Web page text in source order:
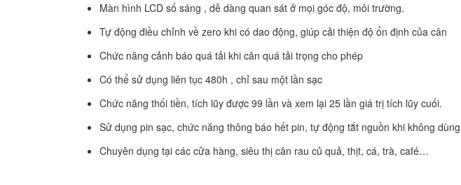
Màn hình LCD số sáng , dễ dàng quan sát ở mọi góc độ, môi trường.
Tự động điều chỉnh về zero khi có dao động, giúp cải thiện độ ổn định của cân
Chức năng cảnh báo quá tải khi cân quá tải trọng cho phép
Có thể sử dụng liên tục 480h , chỉ sau một lần sạc
Chức năng thối tiền, tích lũy được 99 lần và xem lại 25 lần giá trị tích lũy cuối.
Sử dụng pin sạc, chức năng thông báo hết pin, tự động tắt nguồn khi không dùng
Chuyên dụng tại các cửa hàng, siêu thị cân rau củ quả, thịt, cá, trà, café…